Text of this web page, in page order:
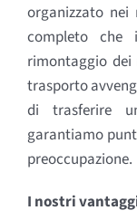
organizzato
completo che
rimontaggio dei
trasporto
di trasferire
garantiamo
preoccupazione.
I nostri